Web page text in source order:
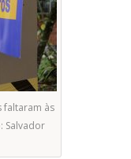
faltaram às
Salvador